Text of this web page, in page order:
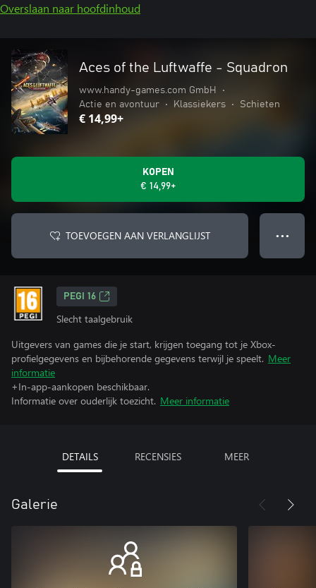
Overslaan naar hoofdinhoud
Aces of the Luftwaffe - Squadron
www.handy-games.com GmbH
•
Actie en avontuur
• Klassiekers • Schieten
€ 14,99+
KOPEN
€ 14,99+
TOEVOEGEN AAN VERLANGLIJST ● ● ●
PEGI 16
Slecht taalgebruik
Uitgevers van games die je start, krijgen toegang tot je Xbox-
profielgegevens en bijbehorende gegevens terwijl je speelt. Meer
informatie
+In-app-aankopen beschikbaar.
Informatie over ouderlijk toezicht. Meer informatie
DETAILS RECENSIES MEER
Galerie